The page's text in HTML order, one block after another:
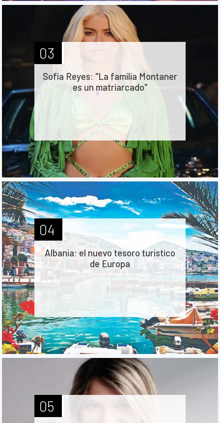
03
Sofía Reyes: "La familia Montaner
es un matriarcado"
04
Albania: el nuevo tesoro turístico
de Europa
05